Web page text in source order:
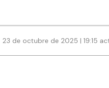
23 de octubre de 2025 | 19:15